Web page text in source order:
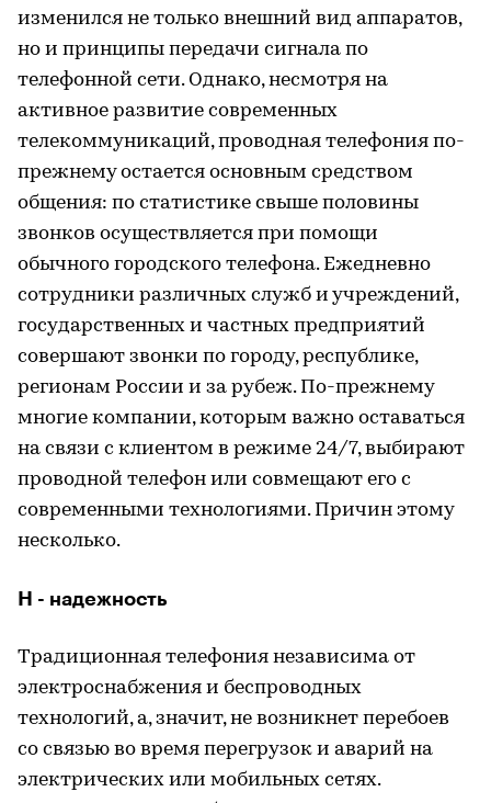
изменился не только внешний вид аппаратов,
но и принципы передачи сигнала по
телефонной сети. Однако, несмотря на
активное развитие современных
телекоммуникаций, проводная телефония по-
прежнему остается основным средством
общения: по статистике свыше половины
звонков осуществляется при помощи
обычного городского телефона. Ежедневно
сотрудники различных служб и учреждений,
государственных и частных предприятий
совершают звонки по городу, республике,
регионам России и за рубеж. По-прежнему
многие компании, которым важно оставаться
на связи с клиентом в режиме 24/7, выбирают
проводной телефон или совмещают его с
современными технологиями. Причин этому
несколько.
Н - надежность
Традиционная телефония независима от
электроснабжения и беспроводных
технологий, а, значит, не возникнет перебоев
со связью во время перегрузок и аварий на
электрических или мобильных сетях.